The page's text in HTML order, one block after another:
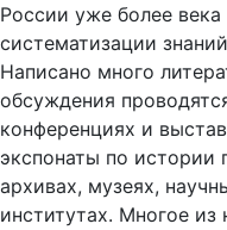
России уже более
систематизации
Написано много
обсуждения
конференциях и
экспонаты по истории
архивах, музеях,
институтах. Многое